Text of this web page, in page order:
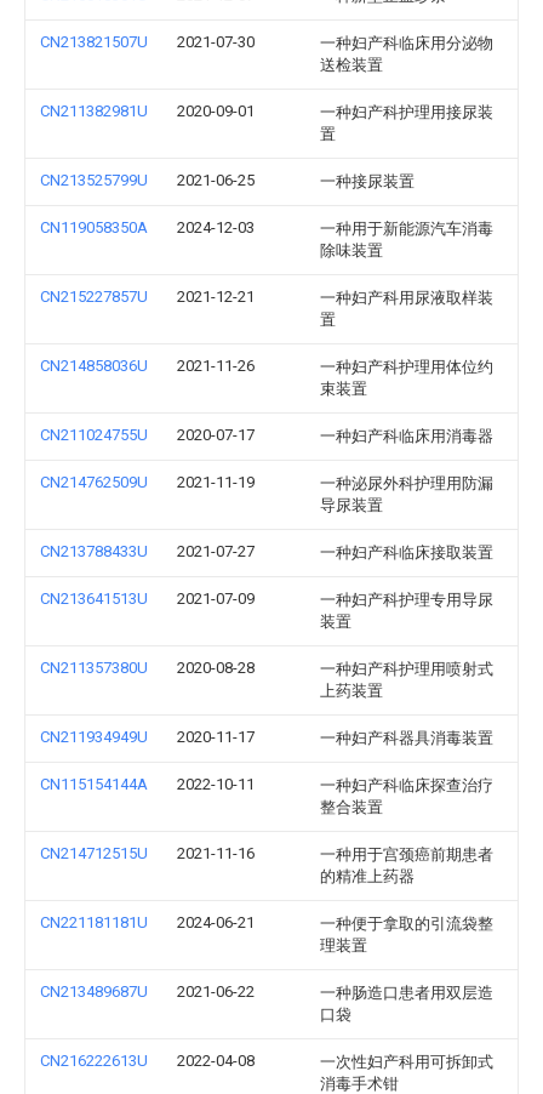
CN213821507U 2021-07-30
一种妇产科临床用分泌物
送检装置
CN211382981U 2020-09-01
一种妇产科护理用接尿装
置
CN213525799U 2021-06-25 一种接尿装置
CN119058350A 2024-12-03
一种用于新能源汽车消毒
除味装置
CN215227857U 2021-12-21
一种妇产科用尿液取样装
置
CN214858036U 2021-11-26
一种妇产科护理用体位约
束装置
CN211024755U 2020-07-17 一种妇产科临床用消毒器
CN214762509U 2021-11-19
一种泌尿外科护理用防漏
导尿装置
CN213788433U 2021-07-27 一种妇产科临床接取装置
CN213641513U 2021-07-09
一种妇产科护理专用导尿
装置
CN211357380U 2020-08-28
一种妇产科护理用喷射式
上药装置
CN211934949U 2020-11-17 一种妇产科器具消毒装置
CN115154144A 2022-10-11
一种妇产科临床探查治疗
整合装置
CN214712515U 2021-11-16
一种用于宫颈癌前期患者
的精准上药器
CN221181181U 2024-06-21
一种便于拿取的引流袋整
理装置
CN213489687U 2021-06-22
一种肠造口患者用双层造
口袋
CN216222613U 2022-04-08
一次性妇产科用可拆卸式
消毒手术钳